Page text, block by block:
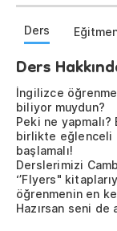
Ders
Ders
İngilizce
biliyor muydun?
Peki ne
birlikte eğlenceli
başlamalı!
Derslerimizi
‘’Flyers"
öğrenmenin en
Hazırsan seni